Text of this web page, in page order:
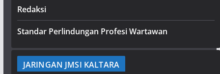
Redaksi
Standar Perlindungan Profesi Wartawan
JARINGAN JMSI KALTARA